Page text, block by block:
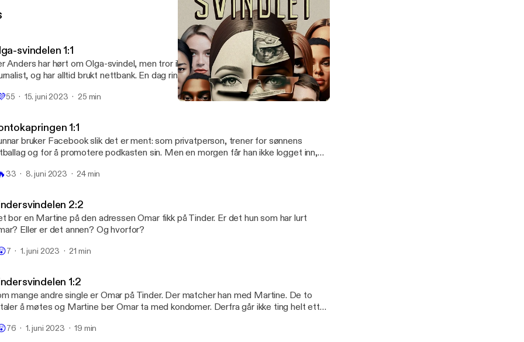
svindelen 1:1
Anders har hørt om Olga-svindel, men tror ikke at han er i målgruppa. Han er
og har alltid brukt nettbank. En dag ringer en mann fra bedrageriavdelingen i
Per Anders sjekker nummeret. Det er ett siffer fra bankens sentralbord.
55 15. juni 2023 25 min
1:1
bruker Facebook slik det er ment: som privatperson, trener for sønnens
og for å promotere podkasten sin. Men en morgen får han ikke logget inn,
Hva er det som skjer?
33 8. juni 2023 24 min
2:2
bor en Martine på den adressen Omar fikk på Tinder. Er det hun som har lurt
Eller er det annen? Og hvorfor?
7 1. juni 2023 21 min
1:2
mange andre single er Omar på Tinder. Der matcher han med Martine. De to
å møtes og Martine ber Omar ta med kondomer. Derfra går ikke ting helt etter
76 1. juni 2023 19 min